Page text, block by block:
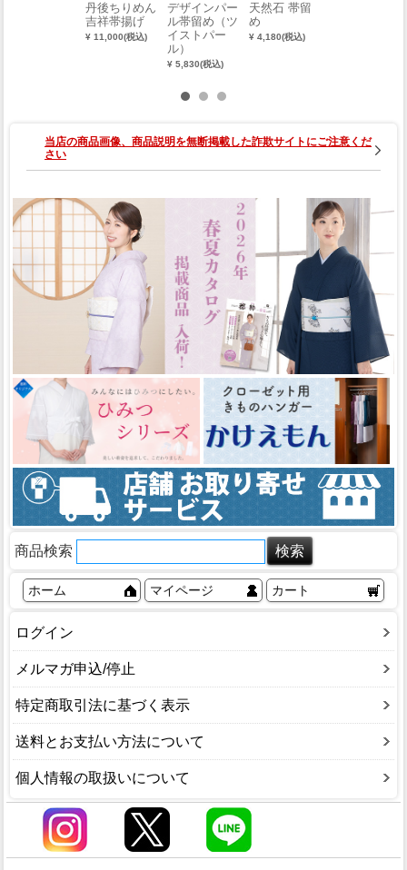
丹後ちりめん
吉祥帯揚げ
¥ 11,000(税込)
デザインパー
ル帯留め（ツ
イストパー
ル）
¥ 5,830(税込)
天然石 帯留
め
¥ 4,180(税込)
当店の商品画像、商品説明を無断掲載した詐欺サイトにご注意くだ
さい
商品検索
ホーム マイページ カート
ログイン
メルマガ申込/停止
特定商取引法に基づく表示
送料とお支払い方法について
個人情報の取扱いについて